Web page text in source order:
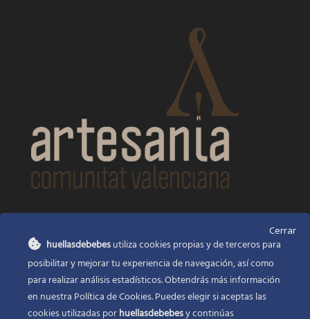
Huellas de bebés
Santa Ana, 22Alcasser Valencia 46290
625 120 591
Cerrar
huellasdebebesutiliza cookies propias y de terceros para
posibilitar y mejorar tu experiencia de navegación, así como
para realizar análisis estadísticos. Obtendrás más información
en nuestra Política de Cookies. Puedes elegir si aceptas las
cookies utilizadas porhuellasdebebesy continúas